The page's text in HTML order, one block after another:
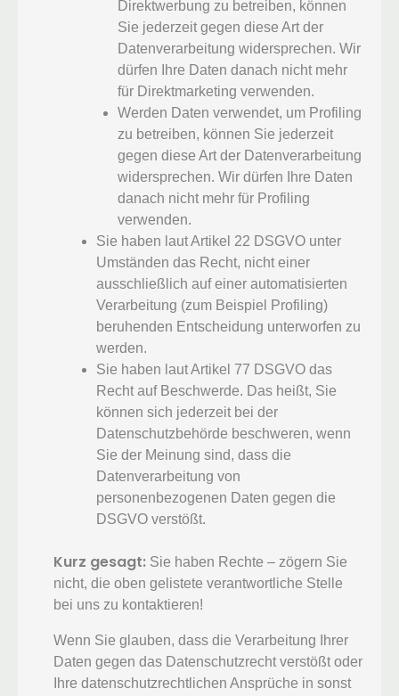
Direktwerbung zu betreiben, können
Sie jederzeit gegen diese Art der
Datenverarbeitung widersprechen. Wir
dürfen Ihre Daten danach nicht mehr
für Direktmarketing verwenden.
Werden Daten verwendet, um Profiling
zu betreiben, können Sie jederzeit
gegen diese Art der Datenverarbeitung
widersprechen. Wir dürfen Ihre Daten
danach nicht mehr für Profiling
verwenden.
Sie haben laut Artikel 22 DSGVO unter
Umständen das Recht, nicht einer
ausschließlich auf einer automatisierten
Verarbeitung (zum Beispiel Profiling)
beruhenden Entscheidung unterworfen zu
werden.
Sie haben laut Artikel 77 DSGVO das
Recht auf Beschwerde. Das heißt, Sie
können sich jederzeit bei der
Datenschutzbehörde beschweren, wenn
Sie der Meinung sind, dass die
Datenverarbeitung von
personenbezogenen Daten gegen die
DSGVO verstößt.
Kurz gesagt: Sie haben Rechte – zögern Sie
nicht, die oben gelistete verantwortliche Stelle
bei uns zu kontaktieren!
Wenn Sie glauben, dass die Verarbeitung Ihrer
Daten gegen das Datenschutzrecht verstößt oder
Ihre datenschutzrechtlichen Ansprüche in sonst